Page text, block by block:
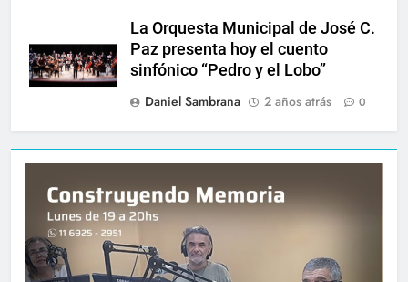
La Orquesta Municipal de José C.
Paz presenta hoy el cuento
sinfónico “Pedro y el Lobo”
Daniel Sambrana
2 años atrás 0